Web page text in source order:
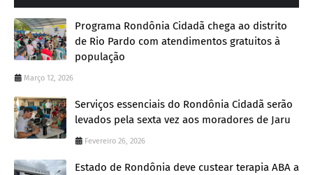
Programa Rondônia Cidadã chega ao distrito
de Rio Pardo com atendimentos gratuitos à
população
Março 12, 2026
Serviços essenciais do Rondônia Cidadã serão
levados pela sexta vez aos moradores de Jaru
Fevereiro 26, 2026
Estado de Rondônia deve custear terapia ABA a